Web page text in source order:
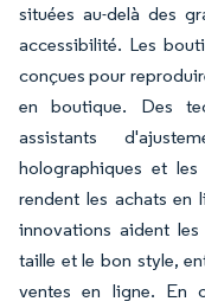
situées au-delà des
accessibilité. Les
conçues pour
en boutique. Des
assistants
holographiques et
rendent les achats en
innovations aident
taille et le bon style,
ventes en ligne. En